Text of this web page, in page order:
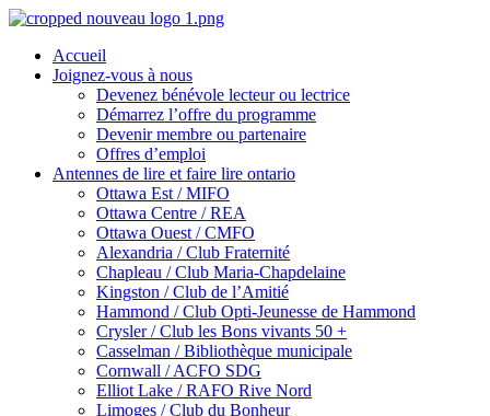
Skip
content
Homepage
Accueil
Joignez-vous à nous
Devenez bénévole lecteur ou lectrice
Démarrez l’offre du programme
Devenir membre ou partenaire
Offres d’emploi
Antennes de lire et faire lire ontario
Ottawa Est / MIFO
Ottawa Centre / REA
Ottawa Ouest / CMFO
Alexandria / Club Fraternité
Chapleau / Club Maria-Chapdelaine
Kingston / Club de l’Amitié
Hammond / Club Opti-Jeunesse de Hammond
Crysler / Club les Bons vivants 50 +
Casselman / Bibliothèque municipale
Cornwall / ACFO SDG
Elliot Lake / RAFO Rive Nord
Limoges / Club du Bonheur